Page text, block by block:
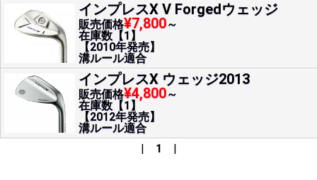
インプレスX V Forgedウェッジ
販売価格¥7,800～
在庫数【1】
【2010年発売】
溝ルール適合
インプレスX ウェッジ2013
販売価格¥4,800～
在庫数【1】
【2012年発売】
溝ルール適合
| 1 |